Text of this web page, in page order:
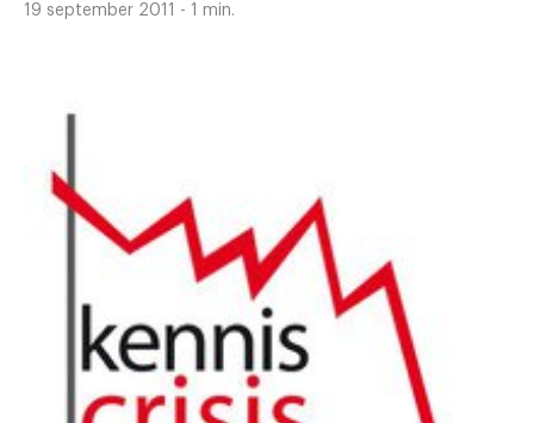
19 september 2011 - 1 min.